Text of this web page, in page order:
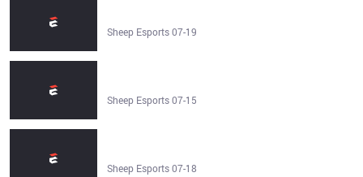
Esports
Sheep Esports 07-19
Sheep Esports 07-15
Sheep Esports 07-18